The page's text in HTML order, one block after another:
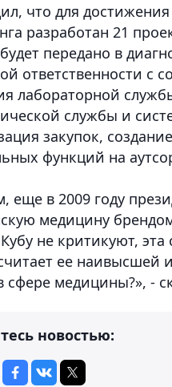
что для
разработан 21
передано в
ответственности с
лабораторной
службы и
закупок,
функций на
еще в 2009 году
медицину
не критикуют,
ее наивысшей
сфере медицины?», -
новостью: